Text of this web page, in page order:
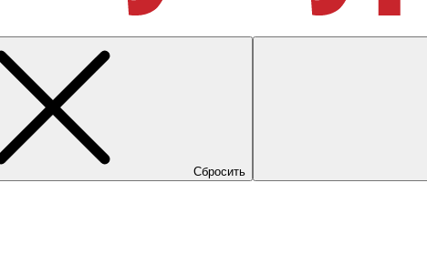
Сбросить